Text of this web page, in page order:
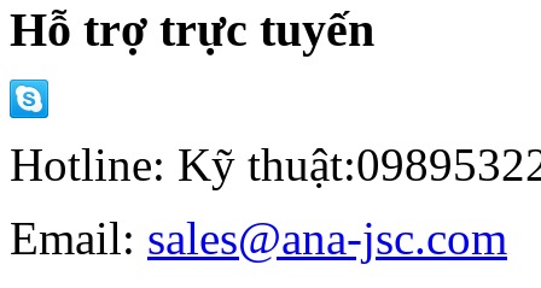
Hỗ trợ trực tuyến
Hotline: Kỹ
Email: sales@ana-jsc.com